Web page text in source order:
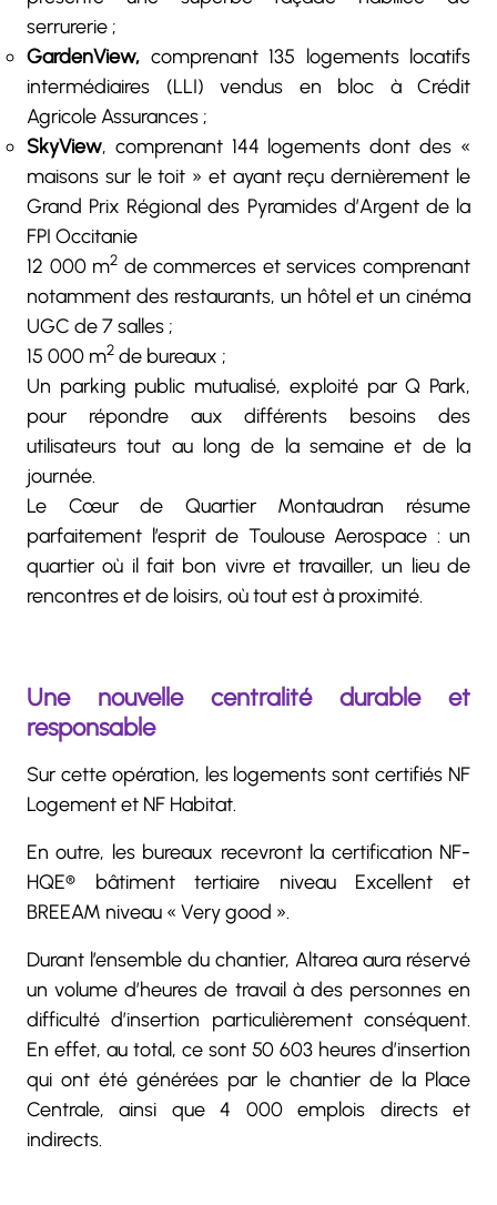
serrurerie ;
GardenView, comprenant 135 logements locatifs
intermédiaires (LLI) vendus en bloc à Crédit
Agricole Assurances ;
SkyView, comprenant 144 logements dont des «
maisons sur le toit » et ayant reçu dernièrement le
Grand Prix Régional des Pyramides d’Argent de la
FPI Occitanie
12 000 m2 de commerces et services comprenant
notamment des restaurants, un hôtel et un cinéma
UGC de 7 salles ;
15 000 m2 de bureaux ;
Un parking public mutualisé, exploité par Q Park,
pour répondre aux différents besoins des
utilisateurs tout au long de la semaine et de la
journée.
Le Cœur de Quartier Montaudran résume
parfaitement l’esprit de Toulouse Aerospace : un
quartier où il fait bon vivre et travailler, un lieu de
rencontres et de loisirs, où tout est à proximité.
Une nouvelle centralité durable et
responsable
Sur cette opération, les logements sont certifiés NF
Logement et NF Habitat.
En outre, les bureaux recevront la certification NF-
HQE® bâtiment tertiaire niveau Excellent et
BREEAM niveau « Very good ».
Durant l’ensemble du chantier, Altarea aura réservé
un volume d’heures de travail à des personnes en
difficulté d’insertion particulièrement conséquent.
En effet, au total, ce sont 50 603 heures d’insertion
qui ont été générées par le chantier de la Place
Centrale, ainsi que 4 000 emplois directs et
indirects.